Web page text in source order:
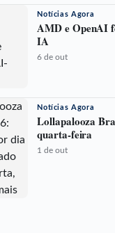
Notícias Agora
AMD e OpenAI
IA
6 de out
Notícias Agora
Lollapalooza
quarta-feira
1 de out